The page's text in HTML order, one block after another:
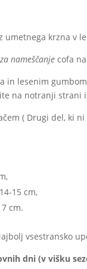
umetnega krzna v
nameščanje cofa
in lesenim
na notranji strani
( Drugi del, ki
15 cm,
cm.
vsestransko
dni (v višku